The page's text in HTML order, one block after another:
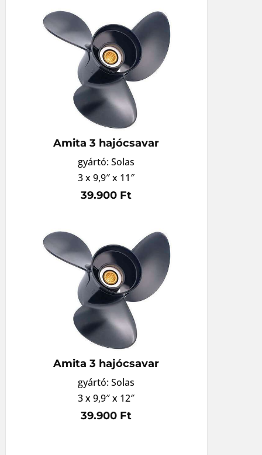
Amita 3 hajócsavar
gyártó: Solas
3 x 9,9″ x 11″
39.900 Ft
Amita 3 hajócsavar
gyártó: Solas
3 x 9,9″ x 12″
39.900 Ft